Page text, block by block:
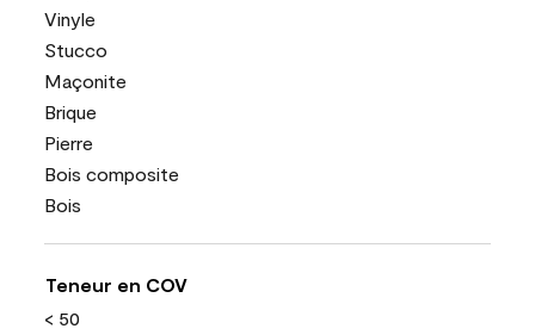
Vinyle
Stucco
Maçonite
Brique
Pierre
Bois composite
Bois
Teneur en COV
< 50